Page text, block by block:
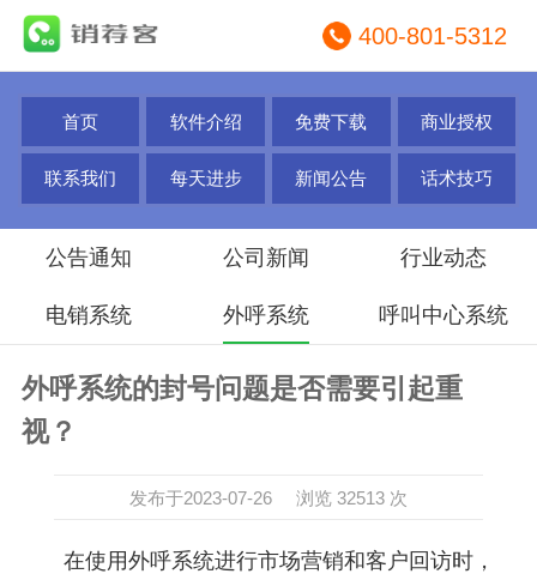
400-801-5312
首页 软件介绍 免费下载 商业授权
联系我们 每天进步 新闻公告 话术技巧
公告通知 公司新闻 行业动态
电销系统 外呼系统 呼叫中心系统
外呼系统的封号问题是否需要引起重
视？
发布于2023-07-26 浏览 32513 次
在使用外呼系统进行市场营销和客户回访时，